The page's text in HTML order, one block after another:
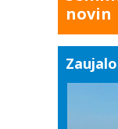
novin